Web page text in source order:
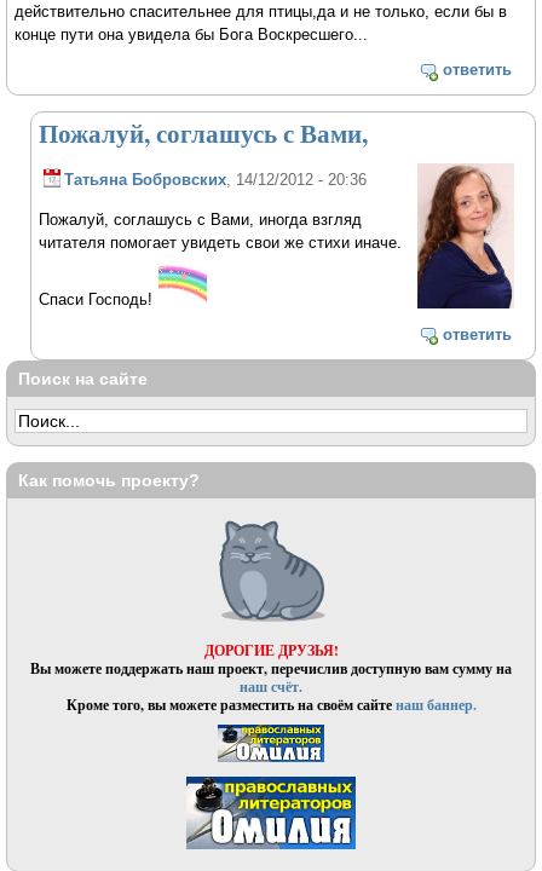
действительно спасительнее для птицы,да и не только, если бы в
конце пути она увидела бы Бога Воскресшего...
ответить
Пожалуй, соглашусь с Вами,
Татьяна Бобровских, 14/12/2012 - 20:36
Пожалуй, соглашусь с Вами, иногда взгляд
читателя помогает увидеть свои же стихи иначе.
Спаси Господь!
ответить
Поиск на сайте
Как помочь проекту?
ДОРОГИЕ ДРУЗЬЯ!
Вы можете поддержать наш проект, перечислив доступную вам сумму на
наш счёт.
Кроме того, вы можете разместить на своём сайтенаш баннер.